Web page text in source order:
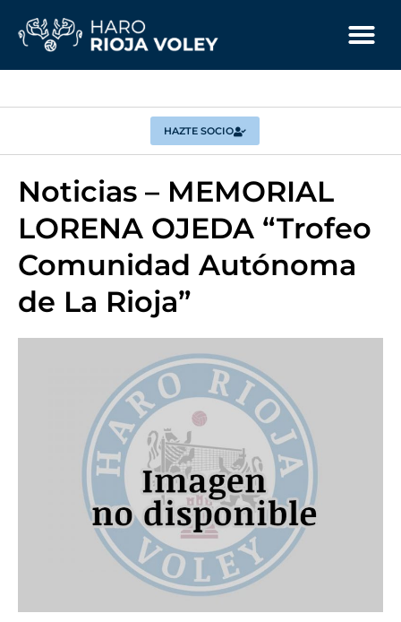
HAZTE SOCIO
Noticias – MEMORIAL
LORENA OJEDA “Trofeo
Comunidad Autónoma
de La Rioja”